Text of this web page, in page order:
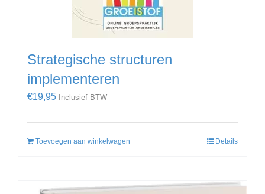
Strategische structuren
implementeren
€19,95 Inclusief BTW
Toevoegen aan winkelwagen Details